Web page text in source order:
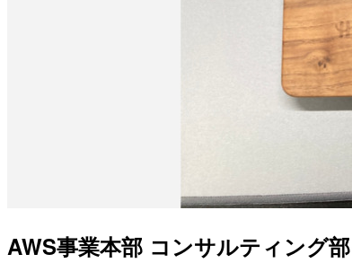
AWS事業本部 コンサルティング